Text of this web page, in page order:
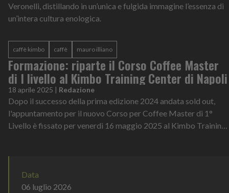
Veronelli, distillando in un’unica e fulgida immagine l’essenza di
un’intera cultura enologica.
caffè kimbo caffè mauro illiano
Formazione: riparte il Corso Coffee Master
di I livello al Kimbo Training Center di Napoli
18 aprile 2025 | Redazione
Dopo il successo della prima edizione 2024 andata sold out,
l'appuntamento per il nuovo Corso per Coffee Master di 1°
Livello è fissato per venerdì 16 maggio 2025 al Kimbo Training
Data
06 luglio 2026